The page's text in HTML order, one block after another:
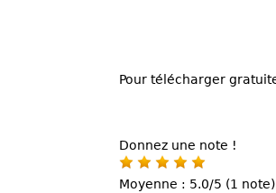
Pour télécharger
Donnez une note !
Moyenne : 5.0/5 (1 note)